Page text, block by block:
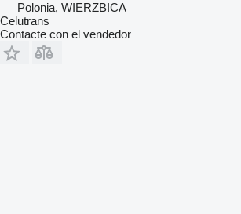
Polonia, WIERZBICA
Celutrans
Contacte con el vendedor